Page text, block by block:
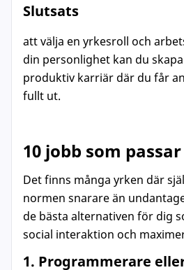
Slutsats
att välja en yrkesroll och
din personlighet kan du
produktiv karriär där du får
fullt ut.
10 jobb som
Det finns många yrken där
normen snarare än
de bästa alternativen för dig
social interaktion och
1. Programmerare